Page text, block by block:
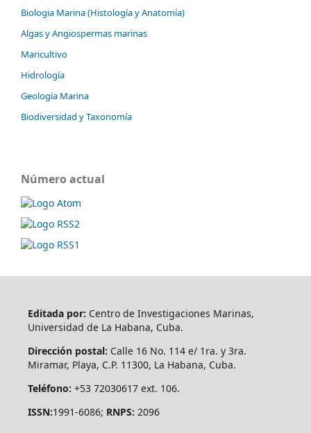
Biologia Marina (Histología y Anatomía)
Algas y Angiospermas marinas
Maricultivo
Hidrología
Geología Marina
Biodiversidad y Taxonomía
Número actual
Editada por: Centro de Investigaciones Marinas,
Universidad de La Habana, Cuba.
Dirección postal: Calle 16 No. 114 e/ 1ra. y 3ra.
Miramar, Playa, C.P. 11300, La Habana, Cuba.
Teléfono: +53 72030617 ext. 106.
ISSN:1991-6086; RNPS: 2096